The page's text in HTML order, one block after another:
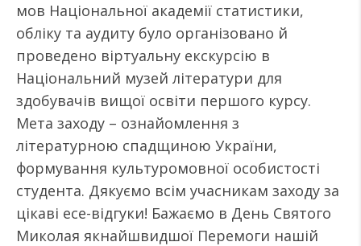
мов Національної академії статистики,
обліку та аудиту було організовано й
проведено віртуальну екскурсію в
Національний музей літератури для
здобувачів вищої освіти першого курсу.
Мета заходу – ознайомлення з
літературною спадщиною України,
формування культуромовної особистості
студента. Дякуємо всім учасникам заходу за
цікаві есе-відгуки! Бажаємо в День Святого
Миколая якнайшвидшої Перемоги нашій